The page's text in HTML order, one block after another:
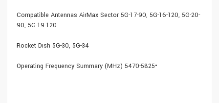
Compatible Antennas AirMax Sector 5G-17-90, 5G-16-120, 5G-20-
90, 5G-19-120
Rocket Dish 5G-30, 5G-34
Operating Frequency Summary (MHz) 5470-5825•